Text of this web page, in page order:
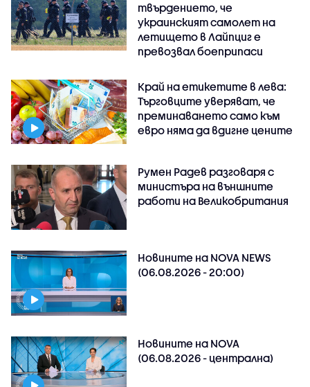
твърдението, че
украинският самолет на
летището в Лайпциг е
превозвал боеприпаси
Край на етикетите в лева:
Търговците уверяват, че
преминаването само към
евро няма да вдигне цените
Румен Радев разговаря с
министъра на външните
работи на Великобритания
Новините на NOVA NEWS
(06.08.2026 - 20:00)
Новините на NOVA
(06.08.2026 - централна)